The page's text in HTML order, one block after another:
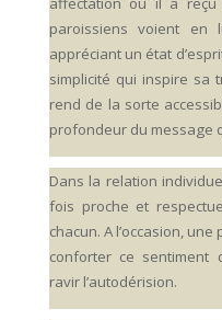
paroissiens voient
appréciant un état
simplicité qui inspire sa
rend de la sorte
profondeur du message
Dans la relation
fois proche et
chacun. A l’occasion,
conforter ce sentiment
ravir l’autodérision.